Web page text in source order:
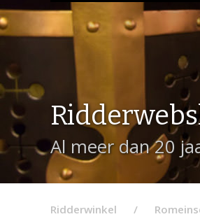
Al meer dan 20
Ridderwinkel